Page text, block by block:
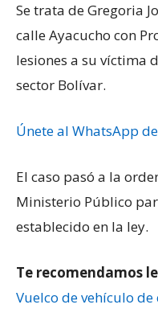
Se trata de Gregoria
calle Ayacucho con
lesiones a su víctima
sector Bolívar.
Únete al WhatsApp
El caso pasó a la
Ministerio Público
establecido en la ley.
Te recomendamos
Vuelco de vehículo de